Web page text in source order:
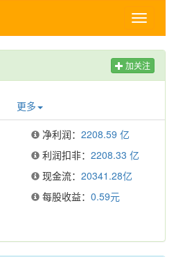
Toggle
加关注
更多
净利润： 2208.59 亿
利润扣非： 2208.33 亿
现金流： 20341.28亿
每股收益： 0.59元